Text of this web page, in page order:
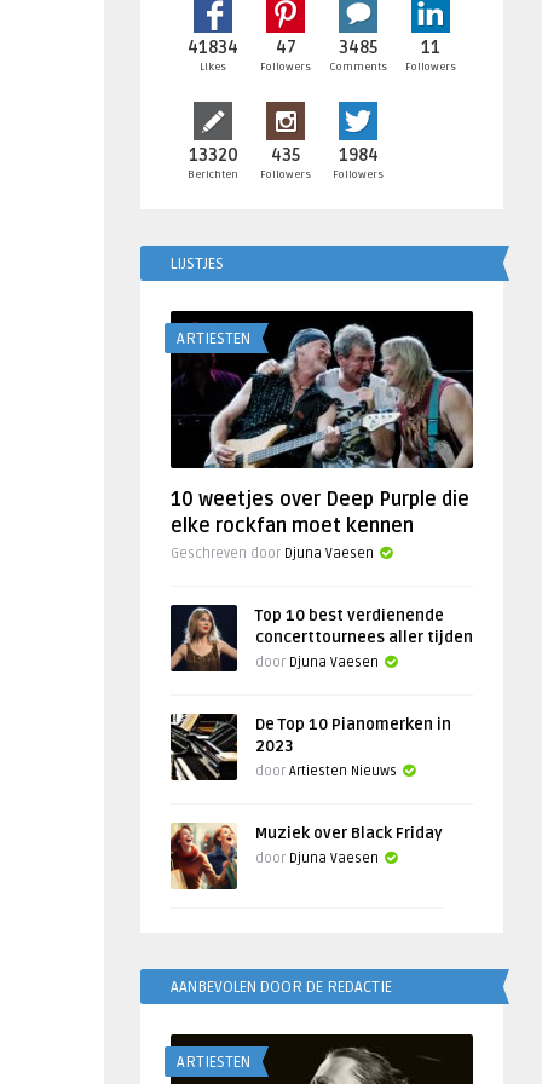
41834
Likes
47
Followers
3485
Comments
11
Followers
13320
Berichten
435
Followers
1984
Followers
LIJSTJES
ARTIESTEN
10 weetjes over Deep Purple die
elke rockfan moet kennen
Geschreven door Djuna Vaesen
Top 10 best verdienende
concerttournees aller tijden
door Djuna Vaesen
De Top 10 Pianomerken in
2023
door Artiesten Nieuws
Muziek over Black Friday
door Djuna Vaesen
AANBEVOLEN DOOR DE REDACTIE
ARTIESTEN